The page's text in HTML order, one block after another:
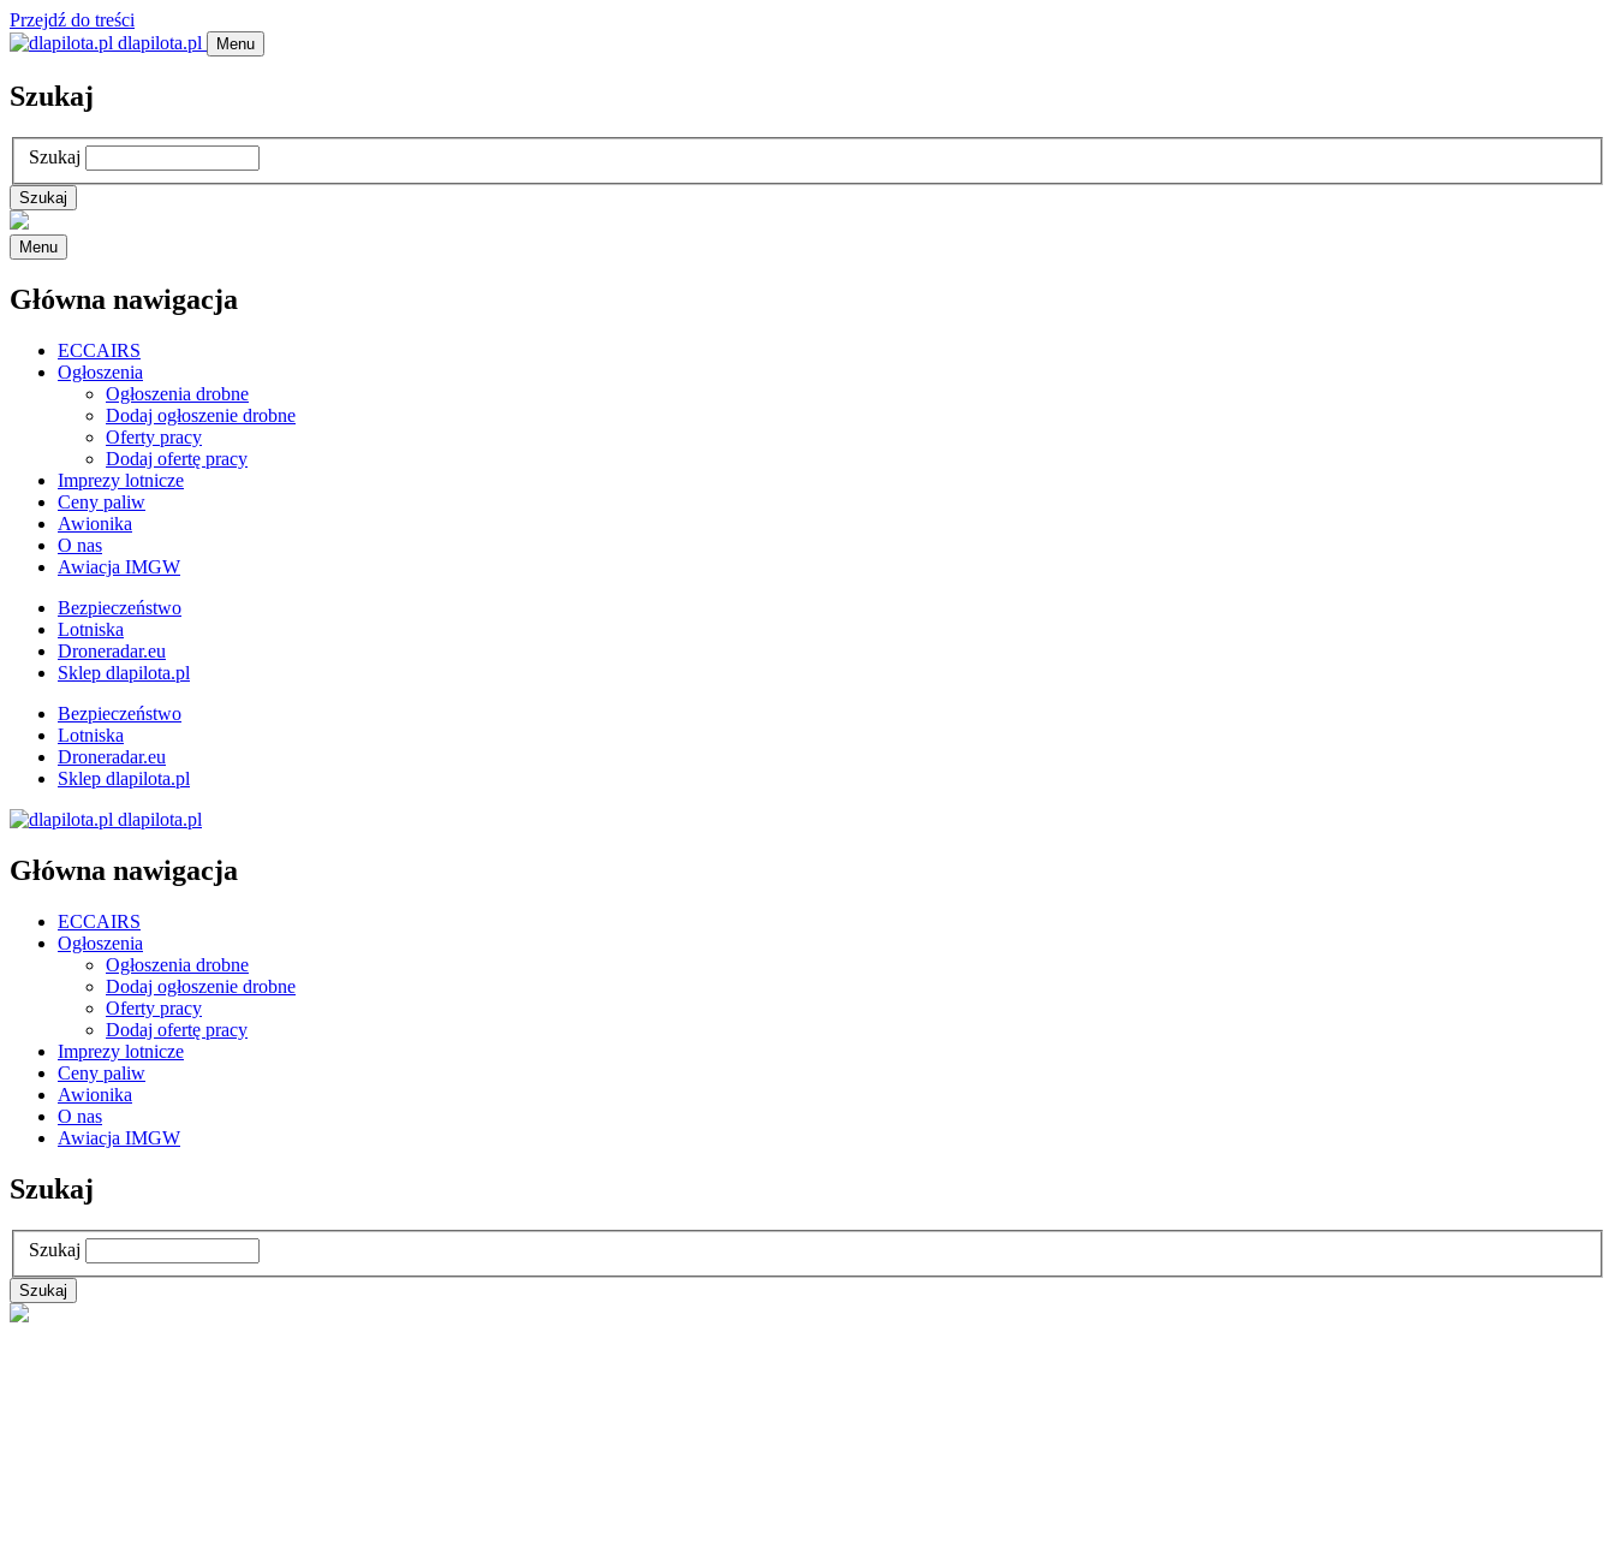
Przejdź do treści
dlapilota.pl
Menu
Szukaj
Szukaj
Menu
Główna nawigacja
ECCAIRS
Ogłoszenia
Ogłoszenia drobne
Dodaj ogłoszenie drobne
Oferty pracy
Dodaj ofertę pracy
Imprezy lotnicze
Ceny paliw
Awionika
O nas
Awiacja IMGW
Bezpieczeństwo
Lotniska
Droneradar.eu
Sklep dlapilota.pl
Bezpieczeństwo
Lotniska
Droneradar.eu
Sklep dlapilota.pl
dlapilota.pl
Główna nawigacja
ECCAIRS
Ogłoszenia
Ogłoszenia drobne
Dodaj ogłoszenie drobne
Oferty pracy
Dodaj ofertę pracy
Imprezy lotnicze
Ceny paliw
Awionika
O nas
Awiacja IMGW
Szukaj
Szukaj